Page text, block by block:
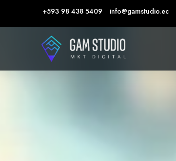
+593 98 438 5409 info@gamstudio.ec